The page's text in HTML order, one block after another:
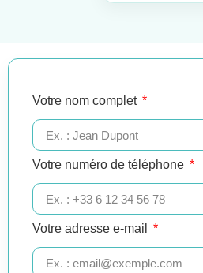
Votre nom complet
Votre numéro de téléphone
Votre adresse e-mail